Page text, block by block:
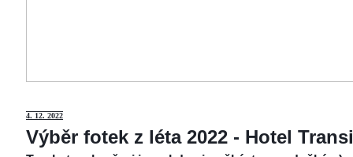
4. 12. 2022
Výběr fotek z léta 2022 - Hotel